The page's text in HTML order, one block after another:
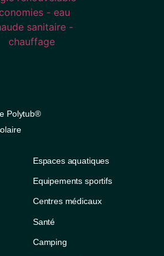
Espaces aquatiques
Equipements sportifs
Centres médicaux
Santé
Camping
Polytub®